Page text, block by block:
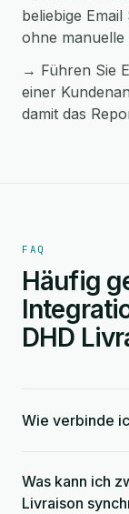
beliebige
ohne
→ Führen Sie
einer
damit das
FAQ
Häufig
DHD
Wie verbinde
Was kann ich
Livraison